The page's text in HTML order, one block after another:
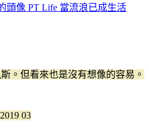
PT Life 當流浪已成生活
。但看來也是沒有想像的容易。
2019 03